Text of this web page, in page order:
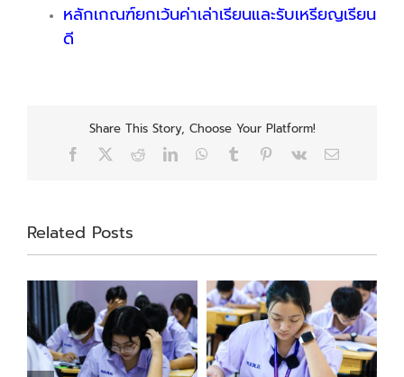
หลักเกณฑ์ยกเว้นค่าเล่าเรียนและรับเหรียญเรียน
ดี
Share This Story, Choose Your Platform!
Facebook RedditLinkedInWhatsApp
Tumblr Pinterest
Vk Email
Related Posts